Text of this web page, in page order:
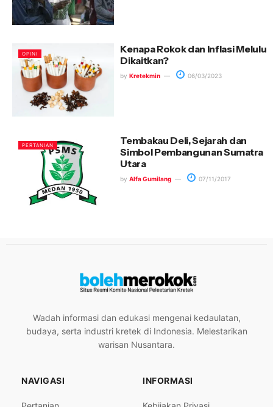
OPINI
Kenapa Rokok dan Inflasi Melulu
Dikaitkan?
by Kretekmin 06/03/2023
PERTANIAN
Tembakau Deli, Sejarah dan
Simbol Pembangunan Sumatra
Utara
by Alfa Gumilang 07/11/2017
Wadah informasi dan edukasi mengenai kedaulatan,
budaya, serta industri kretek di Indonesia. Melestarikan
warisan Nusantara.
NAVIGASI INFORMASI